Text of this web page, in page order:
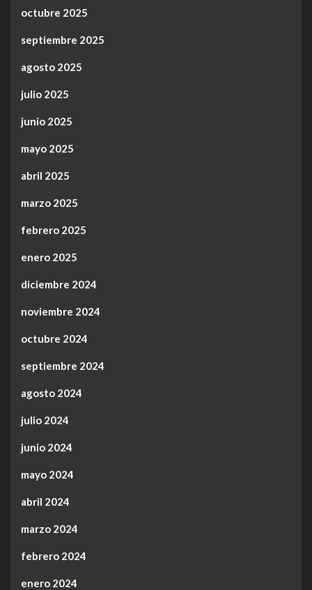
octubre 2025
septiembre 2025
agosto 2025
julio 2025
junio 2025
mayo 2025
abril 2025
marzo 2025
febrero 2025
enero 2025
diciembre 2024
noviembre 2024
octubre 2024
septiembre 2024
agosto 2024
julio 2024
junio 2024
mayo 2024
abril 2024
marzo 2024
febrero 2024
enero 2024